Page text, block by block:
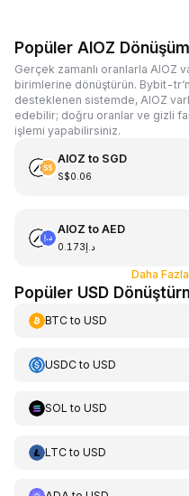
Popüler AIOZ
Gerçek zamanlı oranlarla AIOZ
birimlerine dönüştürün. Bybit-
desteklenen sistemde, AIOZ
edebilir; doğru oranlar ve gizli
işlemi yapabilirsiniz.
AIOZ to SGD
S$0.06
AIOZ to AED
د.إ0.173
Daha
Popüler USD
BTCto USD
USDCto USD
SOL to USD
LTCto USD